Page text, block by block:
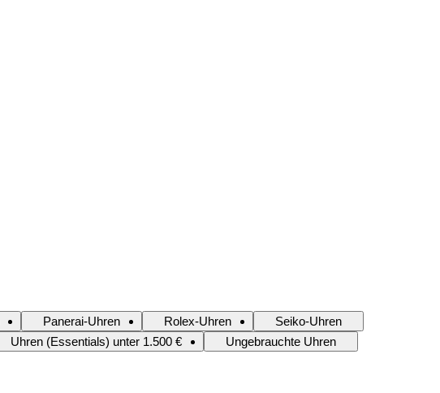
Panerai-Uhren Rolex-Uhren
Seiko-Uhren
Uhren (Essentials) unter 1.500 €
Ungebrauchte Uhren